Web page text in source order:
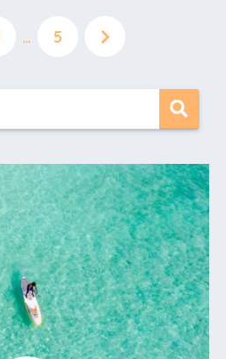
… 5